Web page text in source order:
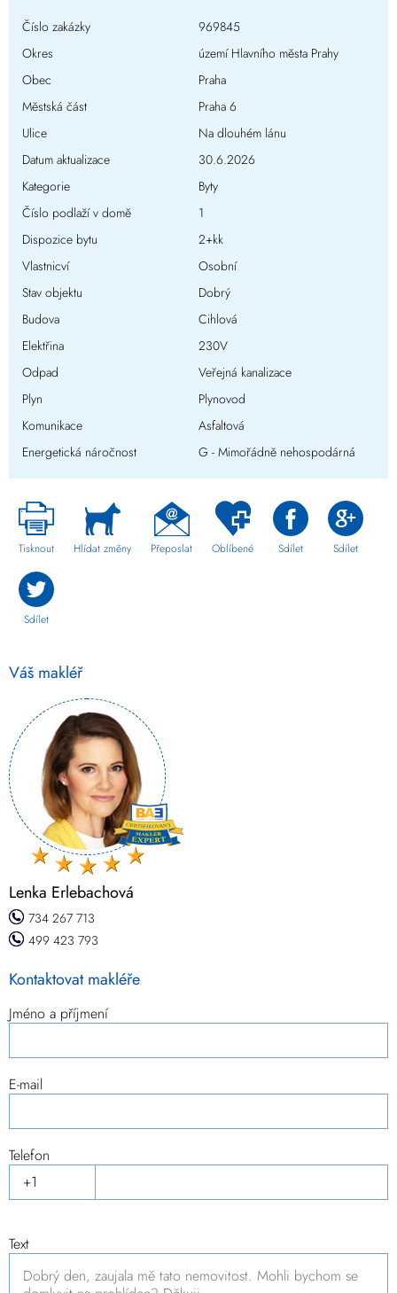
Číslo zakázky
969845
Okres
území Hlavního města Prahy
Obec
Praha
Městská část
Praha 6
Ulice
Na dlouhém lánu
Datum aktualizace
30.6.2026
Kategorie
Byty
Číslo podlaží v domě
1
Dispozice bytu
2+kk
Vlastnicví
Osobní
Stav objektu
Dobrý
Budova
Cihlová
Elektřina
230V
Odpad
Veřejná kanalizace
Plyn
Plynovod
Komunikace
Asfaltová
Energetická náročnost
G - Mimořádně nehospodárná
Tisknout Hlídat změny Přeposlat Oblíbené Sdílet Sdílet
Sdílet
Váš makléř
Lenka Erlebachová
734 267 713
499 423 793
Kontaktovat makléře
Jméno a příjmení
E-mail
Telefon
Text